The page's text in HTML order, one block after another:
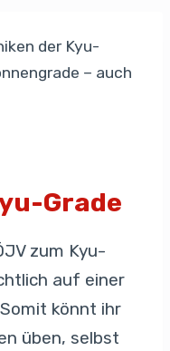
der Kyu-
– auch
Grade
zum Kyu-
auf einer
könnt ihr
üben, selbst